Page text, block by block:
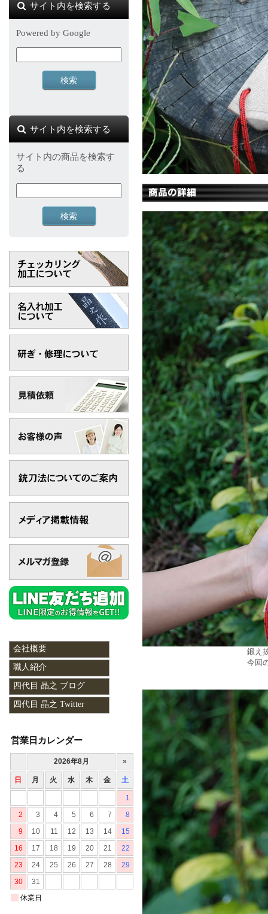
鍛え
今回
サイト内を検索する
Powered by Google
サイト内を検索する
サイト内の商品を検索す
る
会社概要
職人紹介
四代目 晶之 ブログ
四代目 晶之 Twitter
営業日カレンダー